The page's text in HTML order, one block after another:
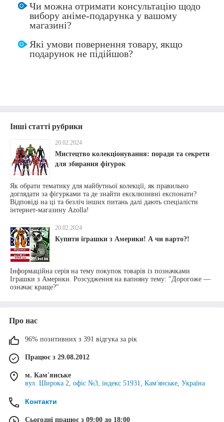
Чи можна отримати консультацію щодо
вибору аніме-подарунка у вашому
магазині?
Які умови повернення товару, якщо
подарунок не підійшов?
Інші статті рубрики
20.02.2024
Мистецтво колекціонування: поради та секрети
для збирання фігурок
Як обрати тематику для майбутньої колекції, як правильно
доглядати за фігурками та де знайти ексклюзивні експонати?
Відповіді на ці та безліч інших питань далі дають спеціалісти
інтернет-магазину Azolla!
20.02.2024
Купити іграшки з Америки! А чи варто?!
Інформаційна серія на тему покупок товарів із позначками
Іграшки з Америки. Розсудження на вапняну тему: "Дорогоже —
означає краще?"
Про нас
96% позитивних з 391 відгука за рік
Працює з 29.08.2012
м. Кам'янське
вул. Широка 2, офіс №3, індекс 51931, Кам'янське, Україна
Контакти
Сьогодні працює з 09:00 до 18:00